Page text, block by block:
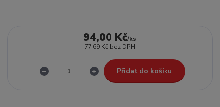
94,00 Kč/ks
77,69 Kč bez DPH
Přidat do košíku